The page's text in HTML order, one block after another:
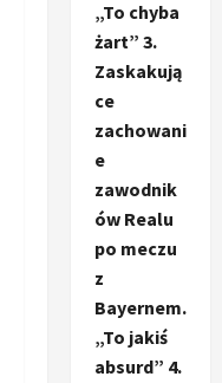
„To chyba
żart” 3.
Zaskakują
ce
zachowani
e
zawodnik
ów Realu
po meczu
z
Bayernem.
„To jakiś
absurd” 4.